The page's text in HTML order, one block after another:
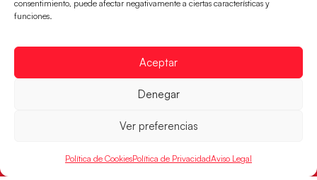
consentimiento, puede afectar negativamente a ciertas características y
funciones.
Aceptar
Denegar
Ver preferencias
Política de CookiesPolítica de PrivacidadAviso Legal
FINANCIADO
RFEBM © 2024. Todos los derechos reservados –
Desarrollado por